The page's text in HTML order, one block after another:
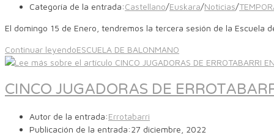
Categoría de la entrada:Castellano/Euskara/Noticias/
El domingo 15 de Enero, tendremos la tercera sesión de la
Continuar leyendoESCUELA DE BALONMANO
CINCO JUGADORAS DE
Autor de la entrada:Errotabarri
Publicación de la entrada:27 diciembre, 2022